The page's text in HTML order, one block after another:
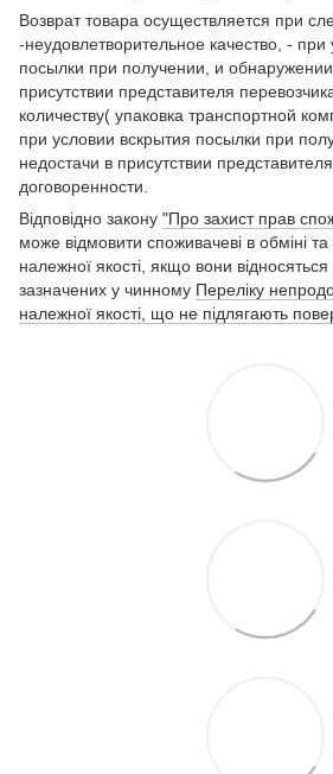
Возврат товара осуществляется при
-неудовлетворительное качество, - при
посылки при получении, и
присутствии представителя
количеству( упаковка транспортной
при условии вскрытия посылки при
недостачи в присутствии
договоренности.
Відповідно закону "Про захист прав
може відмовити споживачеві в обміні та
належної якості, якщо вони відносяться
зазначених у чинному Переліку
належної якості, що не підлягають